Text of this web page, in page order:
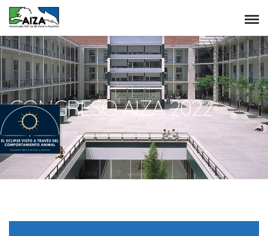
CONGRESO AIZA 2022